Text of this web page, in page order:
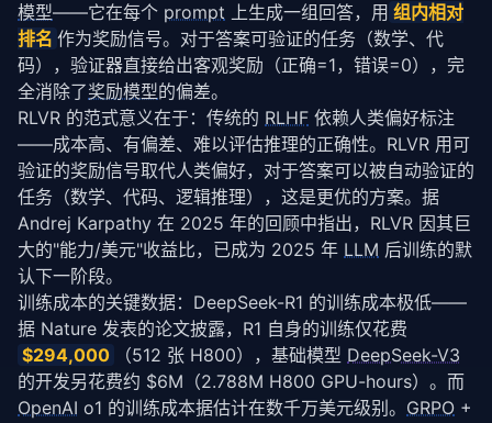
模型——它在每个 prompt 上生成一组回答，用 组内相对
排名 作为奖励信号。对于答案可验证的任务（数学、代
码），验证器直接给出客观奖励（正确=1，错误=0），完
全消除了奖励模型的偏差。
RLVR 的范式意义在于：传统的 RLHF 依赖人类偏好标注
——成本高、有偏差、难以评估推理的正确性。RLVR 用可
验证的奖励信号取代人类偏好，对于答案可以被自动验证的
任务（数学、代码、逻辑推理），这是更优的方案。据
Andrej Karpathy 在 2025 年的回顾中指出，RLVR 因其巨
大的"能力/美元"收益比，已成为 2025 年 LLM 后训练的默
认下一阶段。
训练成本的关键数据：DeepSeek-R1 的训练成本极低——
$294,000
（512 张 H800），基础模型 DeepSeek-V3
OpenAI o1 的训练成本据估计在数千万美元级别。 GRPO +